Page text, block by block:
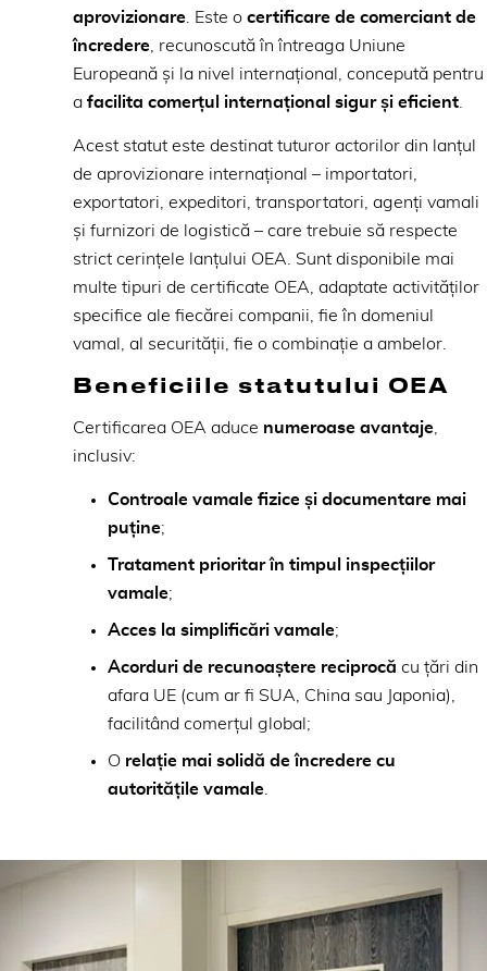
aprovizionare . Este ocertificare de comerciant de
încredere , recunoscută în întreaga Uniune
Europeană și la nivel internațional, concepută pentru
afacilita comerțul internațional sigur și eficient
Acest statut este destinat tuturor actorilor din lanțul
de aprovizionare internațional – importatori,
exportatori, expeditori, transportatori, agenți vamali
și furnizori de logistică – care trebuie să respecte
strict cerințele lanțului OEA. Sunt disponibile mai
multe tipuri de certificate OEA, adaptate activităților
specifice ale fiecărei companii, fie în domeniul
vamal, al securității, fie o combinație a ambelor.
Beneficiile statutului OEA
Certificarea OEA aduce numeroase avantaje
inclusiv:
Controale vamale fizice și documentare mai
puține;
Tratament prioritar în timpul inspecțiilor
vamale;
Acces la simplificări vamale;
Acorduri de recunoaștere reciprocă cu țări din
afara UE (cum ar fi SUA, China sau Japonia),
facilitând comerțul global;
O relație mai solidă de încredere cu
autoritățile vamale